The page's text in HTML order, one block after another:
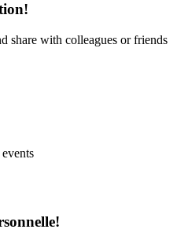
share with colleagues or friends